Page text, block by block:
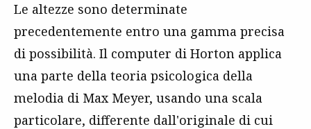
Le altezze sono determinate
precedentemente entro una gamma precisa
di possibilità. Il computer di Horton applica
una parte della teoria psicologica della
melodia di Max Meyer, usando una scala
particolare, differente dall'originale di cui